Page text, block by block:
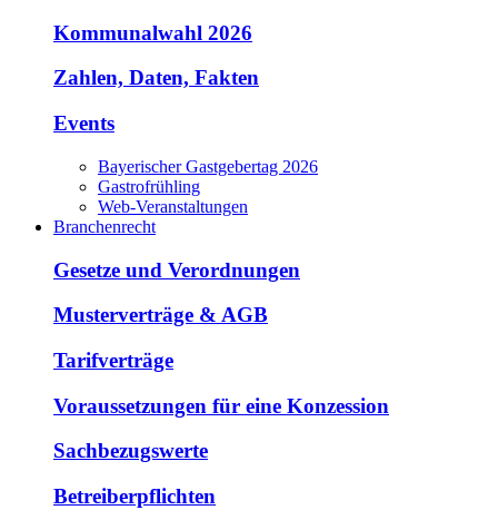
Kommunalwahl 2026
Zahlen, Daten, Fakten
Events
Bayerischer Gastgebertag 2026
Gastrofrühling
Web-Veranstaltungen
Branchenrecht
Gesetze und Verordnungen
Musterverträge & AGB
Tarifverträge
Voraussetzungen für eine Konzession
Sachbezugswerte
Betreiberpflichten